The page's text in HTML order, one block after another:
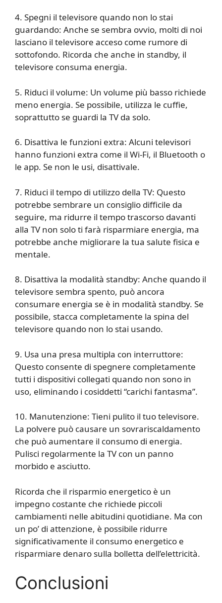
4. Spegni il televisore quando non lo stai
guardando: Anche se sembra ovvio, molti di noi
lasciano il televisore acceso come rumore di
sottofondo. Ricorda che anche in standby, il
televisore consuma energia.
5. Riduci il volume: Un volume più basso richiede
meno energia. Se possibile, utilizza le cuffie,
soprattutto se guardi la TV da solo.
6. Disattiva le funzioni extra: Alcuni televisori
hanno funzioni extra come il Wi-Fi, il Bluetooth o
le app. Se non le usi, disattivale.
7. Riduci il tempo di utilizzo della TV: Questo
potrebbe sembrare un consiglio difficile da
seguire, ma ridurre il tempo trascorso davanti
alla TV non solo ti farà risparmiare energia, ma
potrebbe anche migliorare la tua salute fisica e
mentale.
8. Disattiva la modalità standby: Anche quando il
televisore sembra spento, può ancora
consumare energia se è in modalità standby. Se
possibile, stacca completamente la spina del
televisore quando non lo stai usando.
9. Usa una presa multipla con interruttore:
Questo consente di spegnere completamente
tutti i dispositivi collegati quando non sono in
uso, eliminando i cosiddetti “carichi fantasma”.
10. Manutenzione: Tieni pulito il tuo televisore.
La polvere può causare un sovrariscaldamento
che può aumentare il consumo di energia.
Pulisci regolarmente la TV con un panno
morbido e asciutto.
Ricorda che il risparmio energetico è un
impegno costante che richiede piccoli
cambiamenti nelle abitudini quotidiane. Ma con
un po’ di attenzione, è possibile ridurre
significativamente il consumo energetico e
risparmiare denaro sulla bolletta dell’elettricità.
Conclusioni